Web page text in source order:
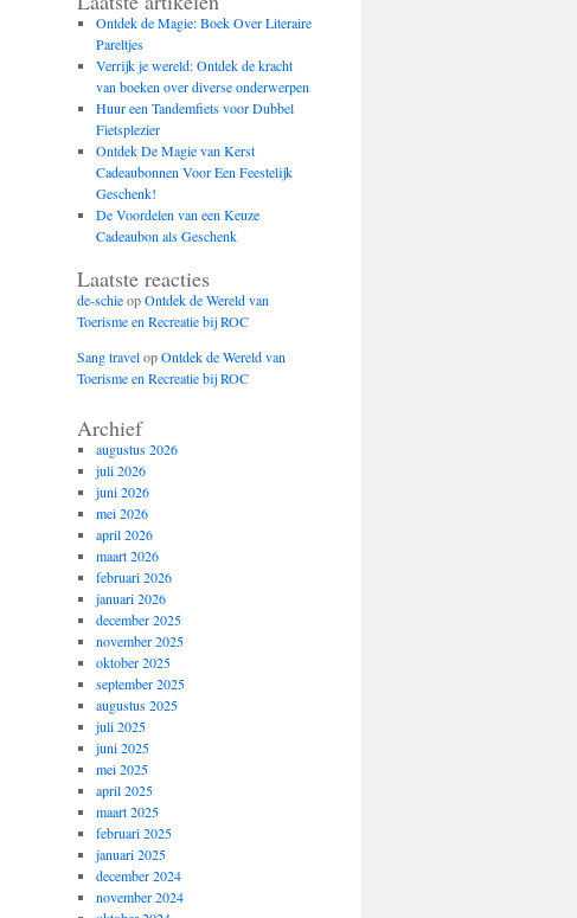
Ontdek de Magie: Boek Over Literaire
Pareltjes
Verrijk je wereld: Ontdek de kracht
van boeken over diverse onderwerpen
Huur een Tandemfiets voor Dubbel
Fietsplezier
Ontdek De Magie van Kerst
Cadeaubonnen Voor Een Feestelijk
Geschenk!
De Voordelen van een Keuze
Cadeaubon als Geschenk
Laatste reacties
de-schieopOntdek de Wereld van
Toerisme en Recreatie bij ROC
Sang travelopOntdek de Wereld van
Toerisme en Recreatie bij ROC
Archief
augustus 2026
juli 2026
juni 2026
mei 2026
april 2026
maart 2026
februari 2026
januari 2026
december 2025
november 2025
oktober 2025
september 2025
augustus 2025
juli 2025
juni 2025
mei 2025
april 2025
maart 2025
februari 2025
januari 2025
december 2024
november 2024